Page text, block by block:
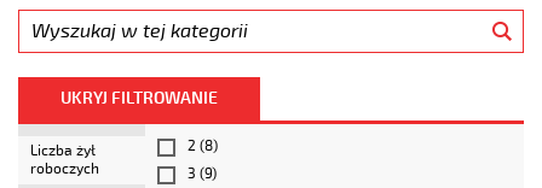
UKRYJ FILTROWANIE
Liczba żył
roboczych
2 (8)
3 (9)